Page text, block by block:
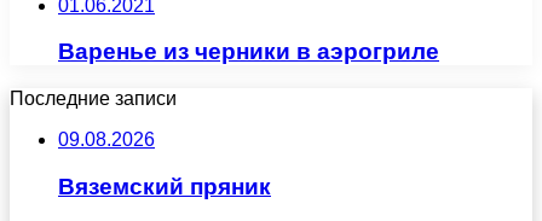
01.06.2021
Варенье из черники в аэрогриле
Последние записи
09.08.2026
Вяземский пряник